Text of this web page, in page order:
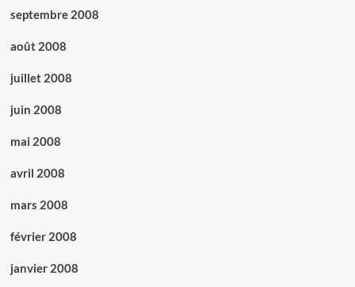
septembre 2008
août 2008
juillet 2008
juin 2008
mai 2008
avril 2008
mars 2008
février 2008
janvier 2008